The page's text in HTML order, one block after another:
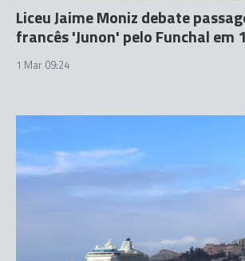
Liceu Jaime Moniz debate
francês 'Junon' pelo Funchal em
1 Mar 09:24